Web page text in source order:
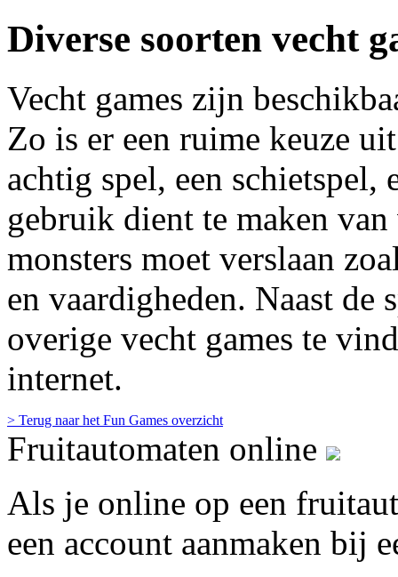
Diverse soorten vecht
Vecht games zijn
Zo is er een ruime keuze
achtig spel, een schietspel,
gebruik dient te maken
monsters moet verslaan
en vaardigheden. Naast de
overige vecht games te
internet.
> Terug naar het Fun Games overzicht
Fruitautomaten online
Als je online op een
een account aanmaken bij